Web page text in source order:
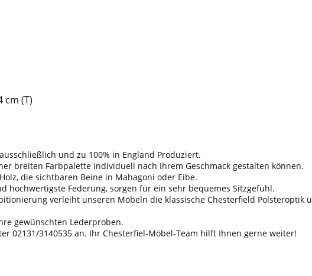
cm (T)
und zu 100% in England Produziert.
breiten Farbpalette individuell nach Ihrem Geschmack gestalten können.
die sichtbaren Beine in Mahagoni oder Eibe.
hochwertigste Federung, sorgen für ein sehr bequemes Sitzgefühl.
verleiht unseren Möbeln die klassische Chesterfield Polsteroptik
gewünschten Lederproben.
02131/3140535 an. Ihr Chesterfiel-Möbel-Team hilft Ihnen gerne weiter!